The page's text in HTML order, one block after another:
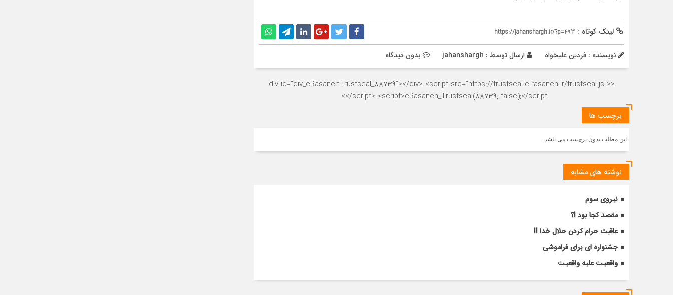
لینک کوتاه : https://jahanshargh.ir/?p=493
نویسنده : فردین علیخواه ارسال توسط : jahanshargh بدون دیدگاه
<div id="div_eRasanehTrustseal_88739"></div> <script src="https://trustseal.e-rasaneh.ir/trustseal.js">
</script> <script>eRasaneh_Trustseal(88739, false);</script>
برچسب ها
این مطلب بدون برچسب می باشد.
نوشته های مشابه
نیروی سوم
مقصد کجا بود !؟
عاقبت حرام کردن حلال خدا !!
جشنواره ای برای فراموشی
واقعیت علیه واقعیت